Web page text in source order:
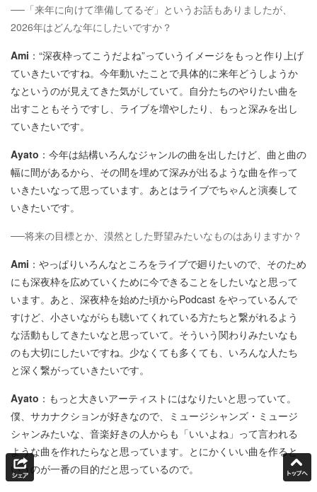
──「来年に向けて準備してるぞ」というお話もありましたが、
2026年はどんな年にしたいですか？
Ami ：“深夜枠ってこうだよね”っていうイメージをもっと作り上げ
ていきたいですね。今年動いたことで具体的に来年どうしようか
なというのが見えてきた気がしていて。自分たちのやりたい曲を
出すこともそうですし、ライブを増やしたり、もっと深みを出し
ていきたいです。
Ayato ：今年は結構いろんなジャンルの曲を出したけど、曲と曲の
幅に間があるから、その間を埋めて深みが出るような曲を作って
いきたいなって思っています。あとはライブでちゃんと演奏して
いきたいです。
──将来の目標とか、漠然とした野望みたいなものはありますか？
Ami ：やっぱりいろんなところをライブで廻りたいので、そのため
にも深夜枠を広めていくために今できることをしたいなと思って
います。あと、深夜枠を始めた頃からPodcast をやっているんで
すけど、小さいながらも聴いてくれている方たちと繋がれるよう
な活動もしてきたいなと思っていて。そういう関わりみたいなも
のも大切にしたいですね。少なくても多くても、いろんな人たち
と深く繋がっていきたいです。
Ayato ：もっと大きいアーティストにはなりたいと思っていて。
僕、サカナクションが好きなので、ミュージシャンズ・ミュージ
シャンみたいな、音楽好きの人からも「いいよね」って言われる
ような曲を作れたらなと思っています。とにかくいい曲を作ると
いうのが一番の目的だと思っているので。